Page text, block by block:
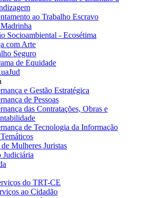
ao Trabalho Escravo
Socioambiental - Ecosétima
com Arte
Seguro
de Equidade
e Gestão Estratégica
de Pessoas
das Contratações, Obras e
de Tecnologia da Informação
Mulheres Juristas
Judiciária
do TRT-CE
ao Cidadão